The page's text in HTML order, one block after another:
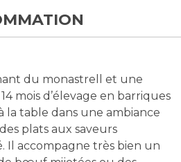
du monastrell et une
mois d’élevage en barriques
la table dans une ambiance
plats aux saveurs
Il accompagne très bien un